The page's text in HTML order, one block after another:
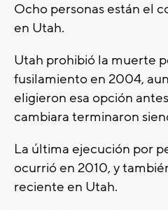
Ocho personas están el
en Utah.
Utah prohibió la muerte
fusilamiento en 2004,
eligieron esa opción
cambiara terminaron
La última ejecución por
ocurrió en 2010, y
reciente en Utah.